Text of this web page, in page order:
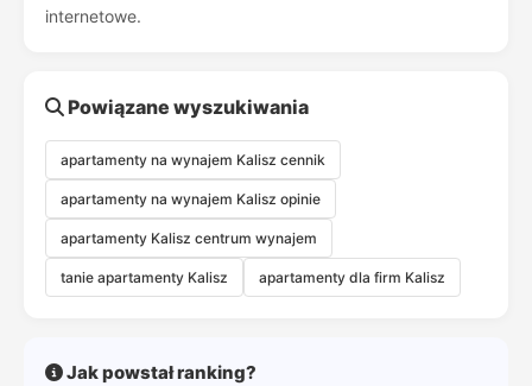
internetowe.
Powiązane wyszukiwania
apartamenty na wynajem Kalisz cennik
apartamenty na wynajem Kalisz opinie
apartamenty Kalisz centrum wynajem
tanie apartamenty Kalisz apartamenty dla firm Kalisz
Jak powstał ranking?